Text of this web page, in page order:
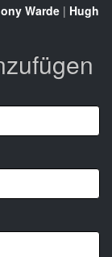
Warde | Hugh